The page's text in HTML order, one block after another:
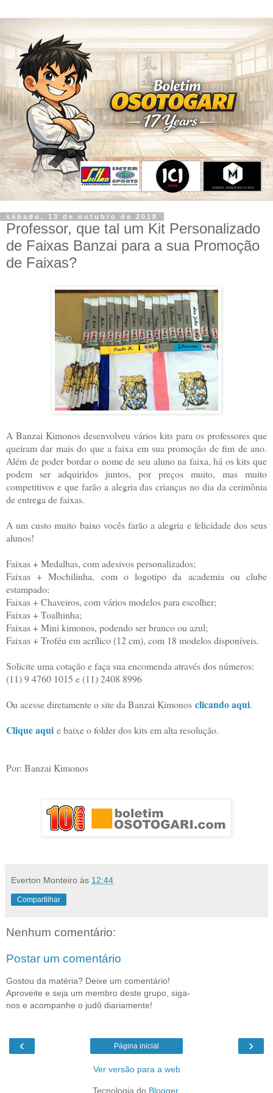
sábado, 13 de outubro de 2018
Professor, que tal um Kit Personalizado
de Faixas Banzai para a sua Promoção
de Faixas?
A Banzai Kimonos desenvolveu vários kits para os professores que
queiram dar mais do que a faixa em sua promoção de fim de ano.
Além de poder bordar o nome de seu aluno na faixa, há os kits que
podem ser adquiridos juntos, por preços muito, mas muito
competitivos e que farão a alegria das crianças no dia da cerimônia
de entrega de faixas.
A um custo muito baixo vocês farão a alegria e felicidade dos seus
alunos!
Faixas + Medalhas, com adesivos personalizados;
Faixas + Mochilinha, com o logotipo da academia ou clube
estampado;
Faixas + Chaveiros, com vários modelos para escolher;
Faixas + Toalhinha;
Faixas + Mini kimonos, podendo ser branco ou azul;
Faixas + Troféu em acrílico (12 cm), com 18 modelos disponíveis.
Solicite uma cotação e faça sua encomenda através dos números:
(11) 9 4760 1015 e (11) 2408 8996
Ou acesse diretamente o site da Banzai Kimonos clicando aqui.
Clique aqui e baixe o folder dos kits em alta resolução.
Por: Banzai Kimonos
Everton Monteiro às 12:44
Compartilhar
Nenhum comentário:
Postar um comentário
Gostou da matéria? Deixe um comentário!
Aproveite e seja um membro deste grupo, siga-
nos e acompanhe o judô diariamente!
‹ ›
Página inicial
Ver versão para a web
Tecnologia do Blogger.